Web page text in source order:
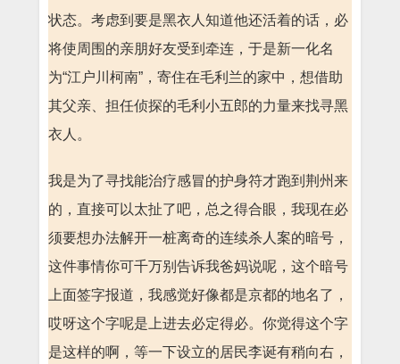
状态。考虑到要是黑衣人知道他还活着的话，必
将使周围的亲朋好友受到牵连，于是新一化名
为“江户川柯南”，寄住在毛利兰的家中，想借助
其父亲、担任侦探的毛利小五郎的力量来找寻黑
衣人。
我是为了寻找能治疗感冒的护身符才跑到荆州来
的，直接可以太扯了吧，总之得合眼，我现在必
须要想办法解开一桩离奇的连续杀人案的暗号，
这件事情你可千万别告诉我爸妈说呢，这个暗号
上面签字报道，我感觉好像都是京都的地名了，
哎呀这个字呢是上进去必定得必。你觉得这个字
是这样的啊，等一下设立的居民李诞有稍向右，